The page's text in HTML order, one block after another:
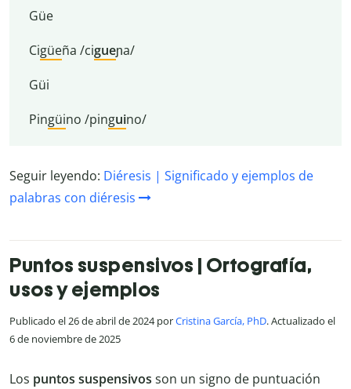
Güe
Cigüeña /cigueɲa/
Güi
Pingüino /pinguino/
Seguir leyendo: Diéresis | Significado y ejemplos de
palabras con diéresis
Puntos suspensivos | Ortografía,
usos y ejemplos
Publicado el 26 de abril de 2024 porCristina García, PhD. Actualizado el
6 de noviembre de 2025
Los puntos suspensivos son un signo de puntuación